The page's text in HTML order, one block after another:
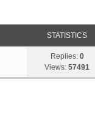
STATISTICS
Replies: 0
Views: 57491